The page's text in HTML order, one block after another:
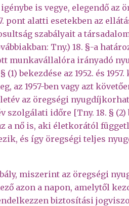
is vegye, elegendő az
pont alatti esetekben az
szabályait a
Tny.) 18. §-a
munkavállalóra irányadó
(1) bekezdése az 1952. és
az 1957-ben vagy azt
az öregségi
szolgálati időre [Tny. 18. § (2)
a nő is, aki életkorától
és így öregségi teljes
miszerint az öregségi
azon a napon, amelytől
biztosítási